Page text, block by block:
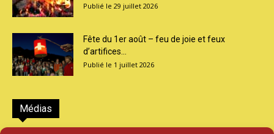
29 juillet 2026
Fête du 1er août – feu de joie et feux
d’artifices...
1 juillet 2026
Médias